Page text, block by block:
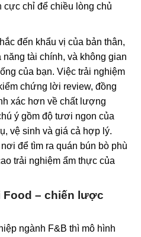
cực chỉ để chiều lòng chủ
đến khẩu vị của bản thân,
tài chính, và không gian
của bạn. Việc trải nghiệm
chứng lời review, đồng
xác hơn về chất lượng
ý gồm độ tươi ngon của
vệ sinh và giá cả hợp lý.
để tìm ra quán bún bò phù
trải nghiệm ẩm thực của
Food – chiến lược
ngành F&B thì mô hình